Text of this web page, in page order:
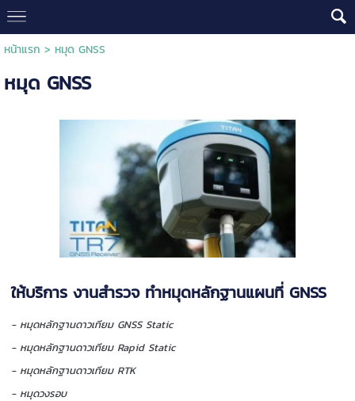
หน้าแรก > หมุด GNSS
หมุด GNSS
ให้บริการ งานสำรวจ ทำหมุดหลักฐานแผนที่ GNSS
- หมุดหลักฐานดาวเทียม GNSS Static
- หมุดหลักฐานดาวเทียม Rapid Static
- หมุดหลักฐานดาวเทียม RTK
- หมุดวงรอบ